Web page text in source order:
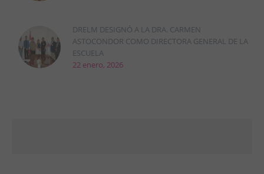
DRELM DESIGNÓ A LA DRA. CARMEN
ASTOCONDOR COMO DIRECTORA GENERAL DE LA
ESCUELA
22 enero, 2026